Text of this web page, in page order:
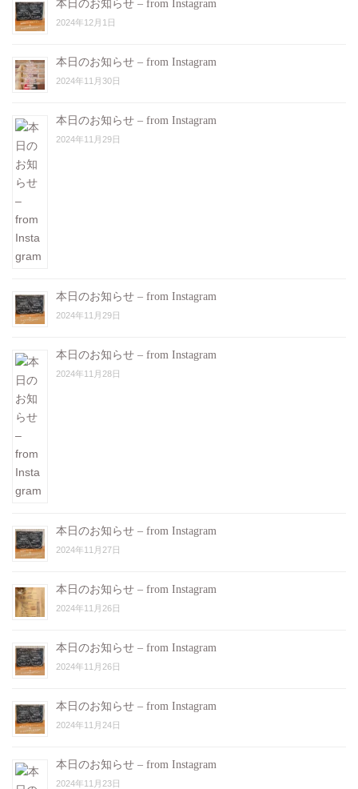
本日のお知らせ – from Instagram
2024年12月1日
本日のお知らせ – from Instagram
2024年11月30日
本日のお知らせ – from Instagram
2024年11月29日
本日のお知らせ – from Instagram
2024年11月29日
本日のお知らせ – from Instagram
2024年11月28日
本日のお知らせ – from Instagram
2024年11月27日
本日のお知らせ – from Instagram
2024年11月26日
本日のお知らせ – from Instagram
2024年11月26日
本日のお知らせ – from Instagram
2024年11月24日
本日のお知らせ – from Instagram
2024年11月23日